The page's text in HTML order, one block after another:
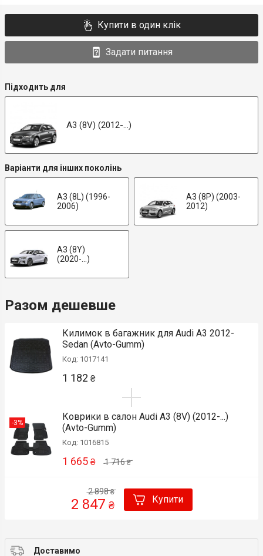
Купити в один клік
Задати питання
Підходить для
A3 (8V) (2012-...)
Варіанти для інших поколінь
A3 (8L) (1996-
2006)
A3 (8P) (2003-
2012)
A3 (8Y)
(2020-...)
Разом дешевше
Килимок в багажник для Audi A3 2012-
Sedan (Avto-Gumm)
Код: 1017141
1 182 ₴
-3%
Коврики в салон Audi A3 (8V) (2012-...)
(Avto-Gumm)
Код: 1016815
1 716₴
1 665 ₴
2 898₴
2 847 ₴ Купити
Доставимо